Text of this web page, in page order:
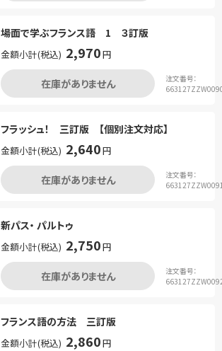
場面で学ぶフランス語 1 ３訂版
金額小計(税込) 2,970円
在庫がありません
注文番号：
フラッシュ！ 三訂版 【個別注文対応】
金額小計(税込) 2,640円
在庫がありません
注文番号：
新パス・ パルトゥ
金額小計(税込) 2,750円
在庫がありません
注文番号：
フランス語の方法 三訂版
金額小計(税込) 2,860円